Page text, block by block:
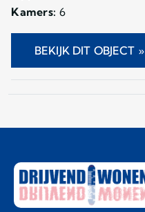
Kamers: 6
BEKIJK DIT OBJECT »